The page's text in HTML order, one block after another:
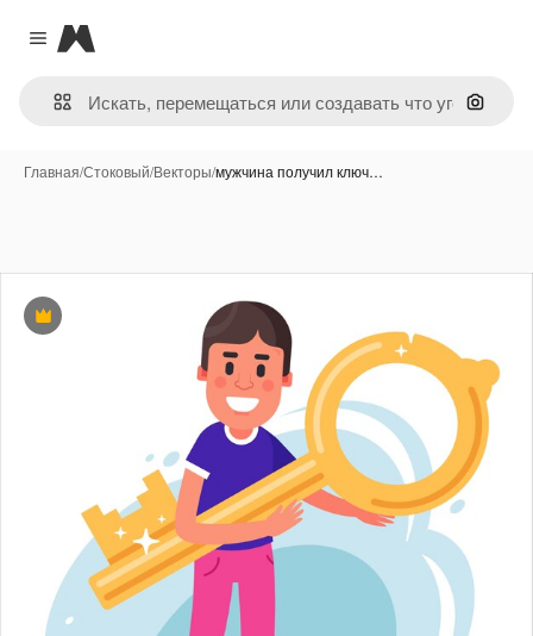
Close menu
Magnific
Поиск
Главная/Стоковый/Векторы/мужчина получил ключ…
Премиум